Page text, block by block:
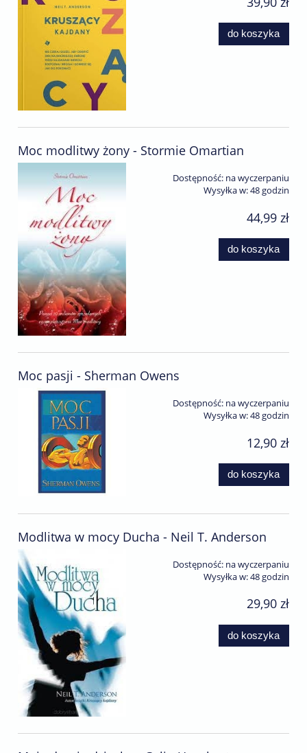
do koszyka
Moc modlitwy żony - Stormie Omartian
Dostępność: na wyczerpaniu
Wysyłka w:48 godzin
44,99 zł
do koszyka
Moc pasji - Sherman Owens
Dostępność: na wyczerpaniu
Wysyłka w:48 godzin
12,90 zł
do koszyka
Modlitwa w mocy Ducha - Neil T. Anderson
Dostępność: na wyczerpaniu
Wysyłka w:48 godzin
29,90 zł
do koszyka